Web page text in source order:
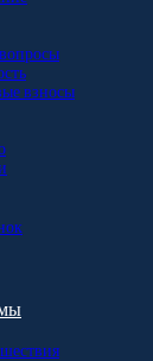
взносы